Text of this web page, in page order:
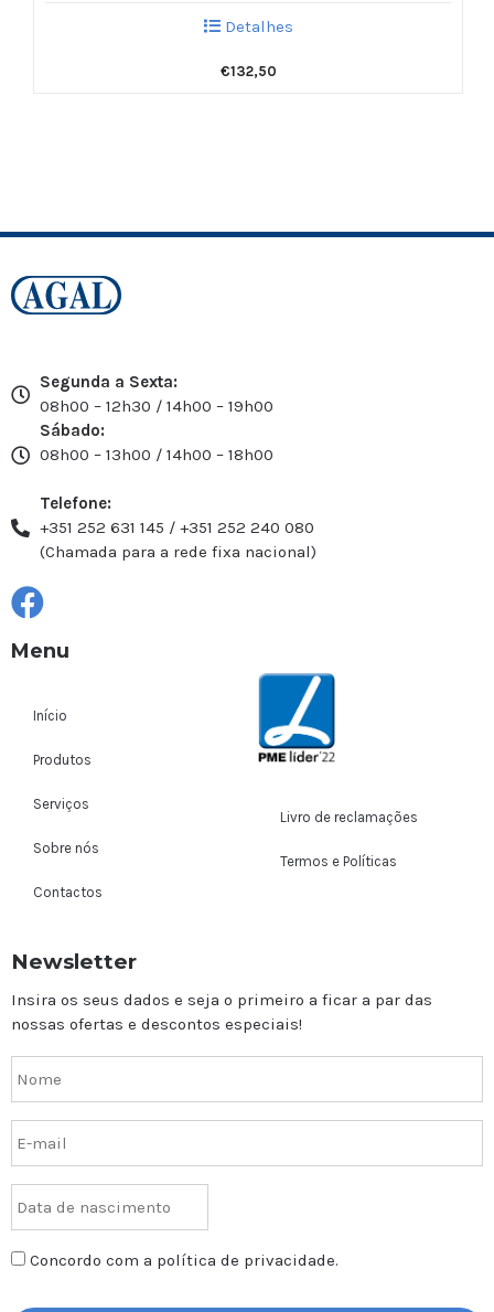
Detalhes
€132,50
Segunda a Sexta:
08h00 – 12h30 / 14h00 – 19h00
Sábado:
08h00 – 13h00 / 14h00 – 18h00
Telefone:
+351 252 631 145 / +351 252 240 080
(Chamada para a rede fixa nacional)
Menu
Início
Produtos
Serviços
Sobre nós
Contactos
Livro de reclamações
Termos e Políticas
Newsletter
Insira os seus dados e seja o primeiro a ficar a par das
nossas ofertas e descontos especiais!
Concordo com a política de privacidade.